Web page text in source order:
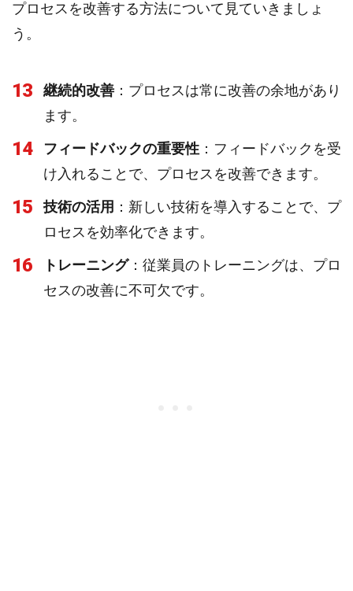
プロセスを改善する方法について見ていきましょ
う。
13 継続的改善 ：プロセスは常に改善の余地があり
ます。
14 フィードバックの重要性 ：フィードバックを受
け入れることで、プロセスを改善できます。
15 技術の活用 ：新しい技術を導入することで、プ
ロセスを効率化できます。
16 トレーニング：従業員のトレーニングは、プロ
セスの改善に不可欠です。